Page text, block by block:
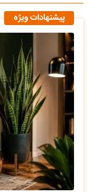
پیشنهادات ویژه